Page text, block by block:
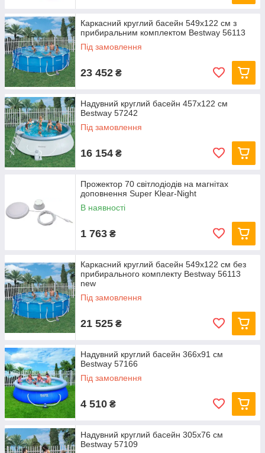
Каркасний круглий басейн 549x122 см з
прибиральним комплектом Bestway 56113
Під замовлення
23 452 ₴
Надувний круглий басейн 457х122 см
Bestway 57242
Під замовлення
16 154 ₴
Прожектор 70 світлодіодів на магнітах
доповнення Super Klear-Night
В наявності
1 763 ₴
Каркасний круглий басейн 549x122 см без
прибирального комплекту Bestway 56113
new
Під замовлення
21 525 ₴
Надувний круглий басейн 366х91 см
Bestway 57166
Під замовлення
4 510 ₴
Надувний круглий басейн 305х76 см
Bestway 57109